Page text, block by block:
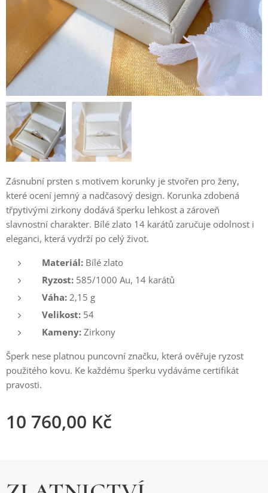
Zásnubní prsten s motivem korunky je stvořen pro ženy,
které ocení jemný a nadčasový design. Korunka zdobená
třpytivými zirkony dodává šperku lehkost a zároveň
slavnostní charakter. Bílé zlato 14 karátů zaručuje odolnost i
eleganci, která vydrží po celý život.
Materiál: Bílé zlato
Ryzost: 585/1000 Au, 14 karátů
Váha: 2,15 g
Velikost: 54
Kameny: Zirkony
Šperk nese platnou puncovní značku, která ověřuje ryzost
použitého kovu. Ke každému šperku vydáváme certifikát
pravosti.
10 760,00 Kč